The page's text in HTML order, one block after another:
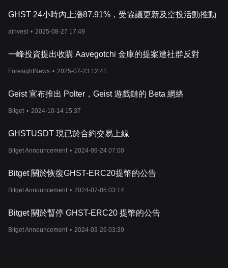
GHST 24小時內上漲87.91%，受協議更新及空投活動推動
ainvest • 2025-08-27 17:49
一峰投資提出收購 Aavegotchi 金庫的提案遭社群反對
ForesightNews • 2025-07-23 12:41
Geist 宣布推出 Polter，Geist 遊戲鏈的 Beta 網絡
Bitget • 2024-10-14 15:37
GHSTUSDT 現已於合約交易上線
Bitget Announcement • 2024-09-24 07:00
Bitget 關於恢復GHST-ERC20提幣的公告
Bitget Announcement • 2024-07-05 03:14
Bitget 關於暫停 GHST-ERC20 提幣的公告
Bitget Announcement • 2024-03-26 03:39